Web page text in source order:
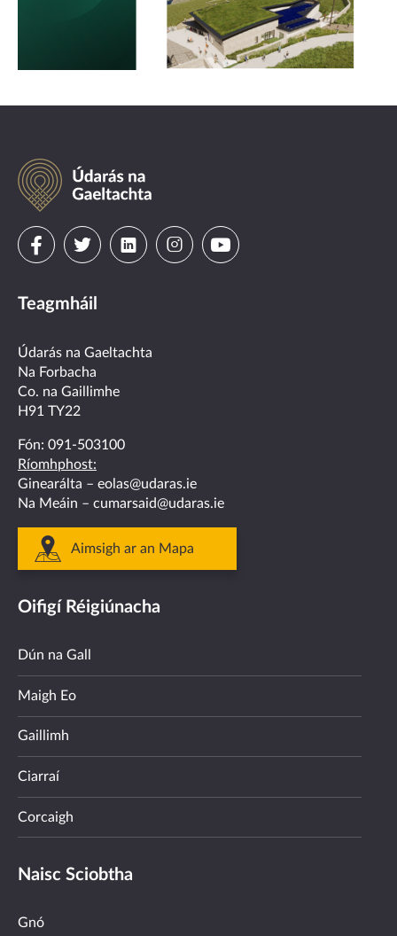
Údarás
na
Gaeltachta
Visit
on
facebook
Visit
on
twitter
Visit
linkedin
VisitVisit
Teagmháil
Údarás na Gaeltachta
Na Forbacha
Co. na Gaillimhe
H91 TY22
Fón: 091-503100
Ríomhphost:
Ginearálta – eolas@udaras.ie
Na Meáin – cumarsaid@udaras.ie
Aimsigh ar an Mapa
Oifigí Réigiúnacha
Dún na Gall
Maigh Eo
Gaillimh
Ciarraí
Corcaigh
Naisc Sciobtha
Gnó